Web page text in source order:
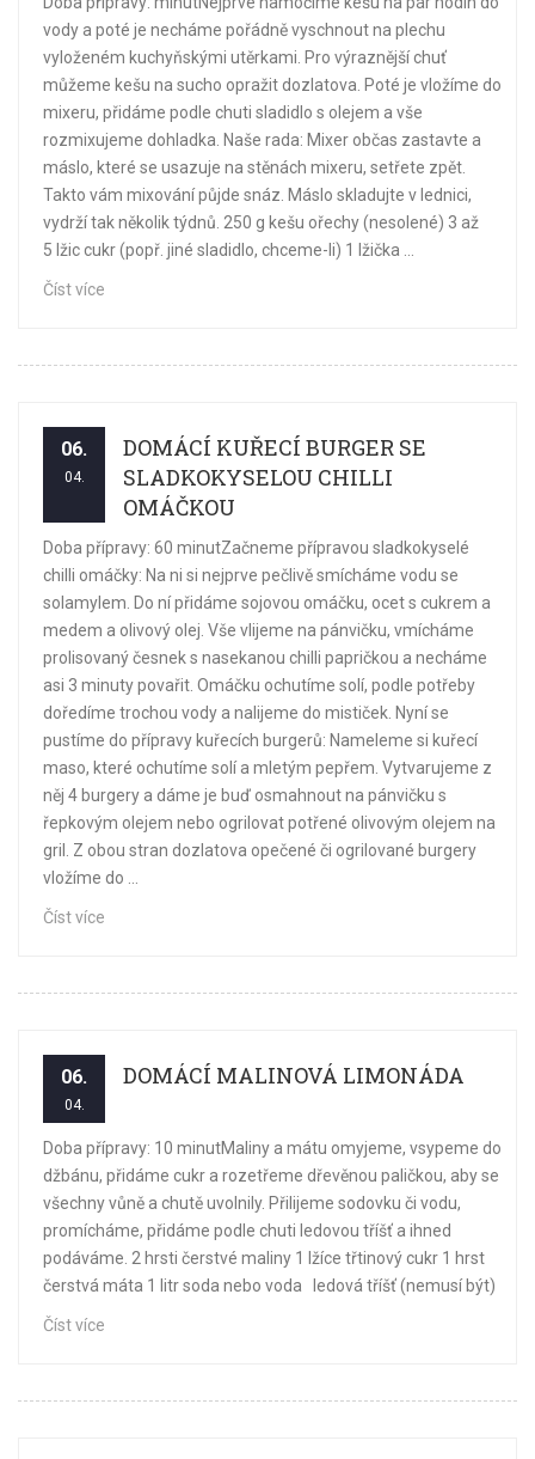
vody a poté je necháme pořádně vyschnout na plechu
vyloženém kuchyňskými utěrkami. Pro výraznější chuť
můžeme kešu na sucho opražit dozlatova. Poté je vložíme do
mixeru, přidáme podle chuti sladidlo s olejem a vše
rozmixujeme dohladka. Naše rada: Mixer občas zastavte a
máslo, které se usazuje na stěnách mixeru, setřete zpět.
Takto vám mixování půjde snáz. Máslo skladujte v lednici,
vydrží tak několik týdnů. 250 g kešu ořechy (nesolené) 3 až
5 lžic cukr (popř. jiné sladidlo, chceme-li) 1 lžička ...
Číst více
06.
04.
DOMÁCÍ KUŘECÍ BURGER SE
SLADKOKYSELOU CHILLI
OMÁČKOU
Doba přípravy: 60 minutZačneme přípravou sladkokyselé
chilli omáčky: Na ni si nejprve pečlivě smícháme vodu se
solamylem. Do ní přidáme sojovou omáčku, ocet s cukrem a
medem a olivový olej. Vše vlijeme na pánvičku, vmícháme
prolisovaný česnek s nasekanou chilli papričkou a necháme
asi 3 minuty povařit. Omáčku ochutíme solí, podle potřeby
doředíme trochou vody a nalijeme do mističek. Nyní se
pustíme do přípravy kuřecích burgerů: Nameleme si kuřecí
maso, které ochutíme solí a mletým pepřem. Vytvarujeme z
něj 4 burgery a dáme je buď osmahnout na pánvičku s
řepkovým olejem nebo ogrilovat potřené olivovým olejem na
gril. Z obou stran dozlatova opečené či ogrilované burgery
vložíme do ...
Číst více
06.
04.
DOMÁCÍ MALINOVÁ LIMONÁDA
Doba přípravy: 10 minutMaliny a mátu omyjeme, vsypeme do
džbánu, přidáme cukr a rozetřeme dřevěnou paličkou, aby se
všechny vůně a chutě uvolnily. Přilijeme sodovku či vodu,
promícháme, přidáme podle chuti ledovou tříšť a ihned
podáváme. 2 hrsti čerstvé maliny 1 lžíce třtinový cukr 1 hrst
čerstvá máta 1 litr soda nebo voda ledová tříšť (nemusí být)
Číst více